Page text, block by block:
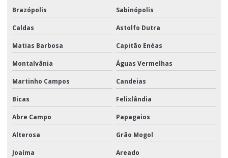
Brazópolis Sabinópolis
Caldas Astolfo Dutra
Matias Barbosa Capitão Enéas
Montalvânia Águas Vermelhas
Martinho Campos Candeias
Bicas Felixlândia
Abre Campo Papagaios
Alterosa Grão Mogol
Joaíma Areado